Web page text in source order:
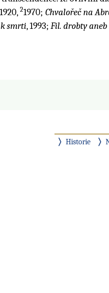
21970; Chvalořeč na
smrti, 1993; Fil. drobty
Historie